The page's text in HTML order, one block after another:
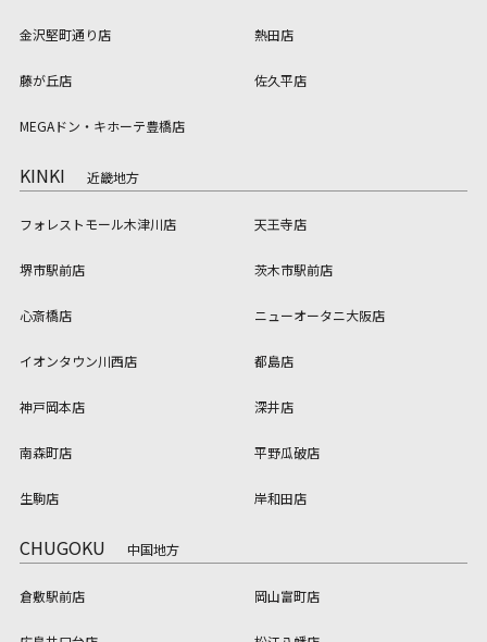
金沢堅町通り店 熱田店
藤が丘店 佐久平店
MEGAドン・キホーテ豊橋店
KINKI 近畿地方
フォレストモール木津川店 天王寺店
堺市駅前店 茨木市駅前店
心斎橋店 ニューオータニ大阪店
イオンタウン川西店 都島店
神戸岡本店 深井店
南森町店 平野瓜破店
生駒店 岸和田店
CHUGOKU 中国地方
倉敷駅前店 岡山富町店